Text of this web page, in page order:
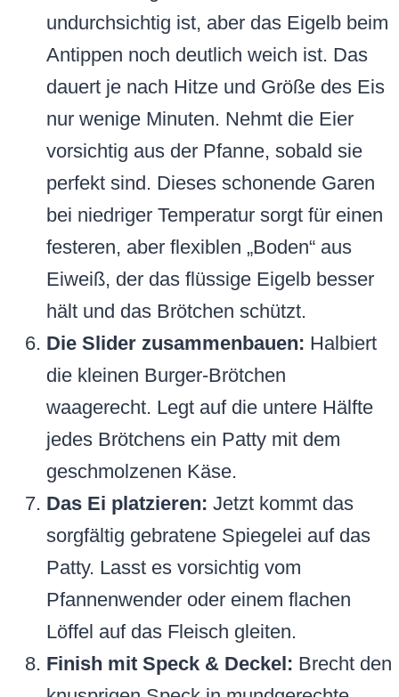
undurchsichtig ist, aber das Eigelb beim
Antippen noch deutlich weich ist. Das
dauert je nach Hitze und Größe des Eis
nur wenige Minuten. Nehmt die Eier
vorsichtig aus der Pfanne, sobald sie
perfekt sind. Dieses schonende Garen
bei niedriger Temperatur sorgt für einen
festeren, aber flexiblen „Boden“ aus
Eiweiß, der das flüssige Eigelb besser
hält und das Brötchen schützt.
Die Slider zusammenbauen: Halbiert
die kleinen Burger-Brötchen
waagerecht. Legt auf die untere Hälfte
jedes Brötchens ein Patty mit dem
geschmolzenen Käse.
Das Ei platzieren: Jetzt kommt das
sorgfältig gebratene Spiegelei auf das
Patty. Lasst es vorsichtig vom
Pfannenwender oder einem flachen
Löffel auf das Fleisch gleiten.
Finish mit Speck & Deckel: Brecht den